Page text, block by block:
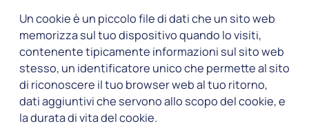
Un cookie è un piccolo file di dati che un sito web
memorizza sul tuo dispositivo quando lo visiti,
contenente tipicamente informazioni sul sito web
stesso, un identificatore unico che permette al sito
di riconoscere il tuo browser web al tuo ritorno,
dati aggiuntivi che servono allo scopo del cookie, e
la durata di vita del cookie.